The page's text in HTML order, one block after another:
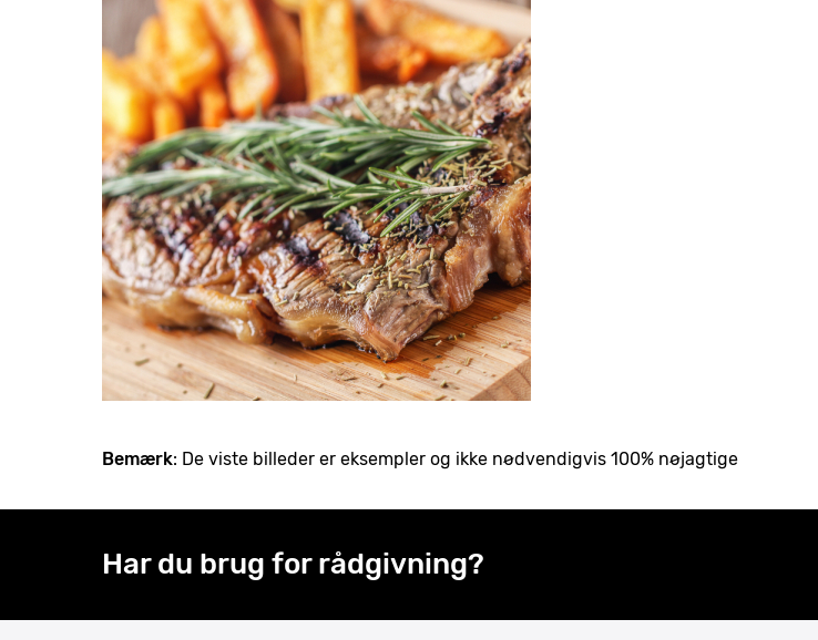
Bemærk: De viste billeder er eksempler og ikke nødvendigvis 100% nøjagtige
Har du brug for rådgivning?